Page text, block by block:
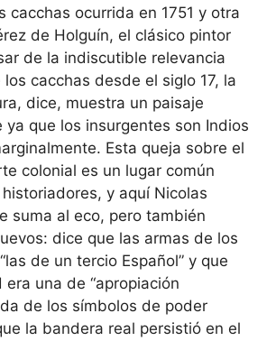
cacchas ocurrida en 1751 y otra
de Holguín, el clásico pintor
de la indiscutible relevancia
cacchas desde el siglo 17, la
dice, muestra un paisaje
ya que los insurgentes son Indios
Esta queja sobre el
colonial es un lugar común
y aquí Nicolas
suma al eco, pero también
dice que las armas de los
de un tercio Español” y que
una de “apropiación
de los símbolos de poder
la bandera real persistió en el